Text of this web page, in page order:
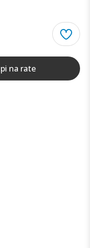
na rate